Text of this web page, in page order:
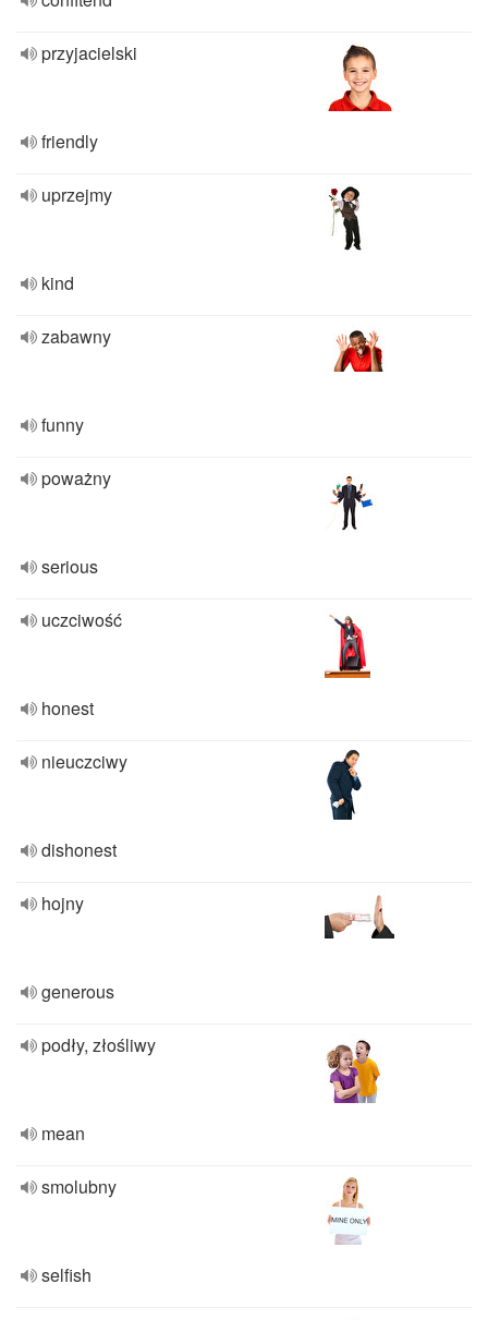
przyjacielski
friendly
uprzejmy
kind
zabawny
funny
poważny
serious
uczciwość
honest
nieuczciwy
dishonest
hojny
generous
podły, złośliwy
mean
smolubny
selfish